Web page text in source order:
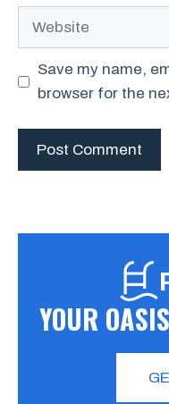
Website
Save my name,
browser for the
YOUR